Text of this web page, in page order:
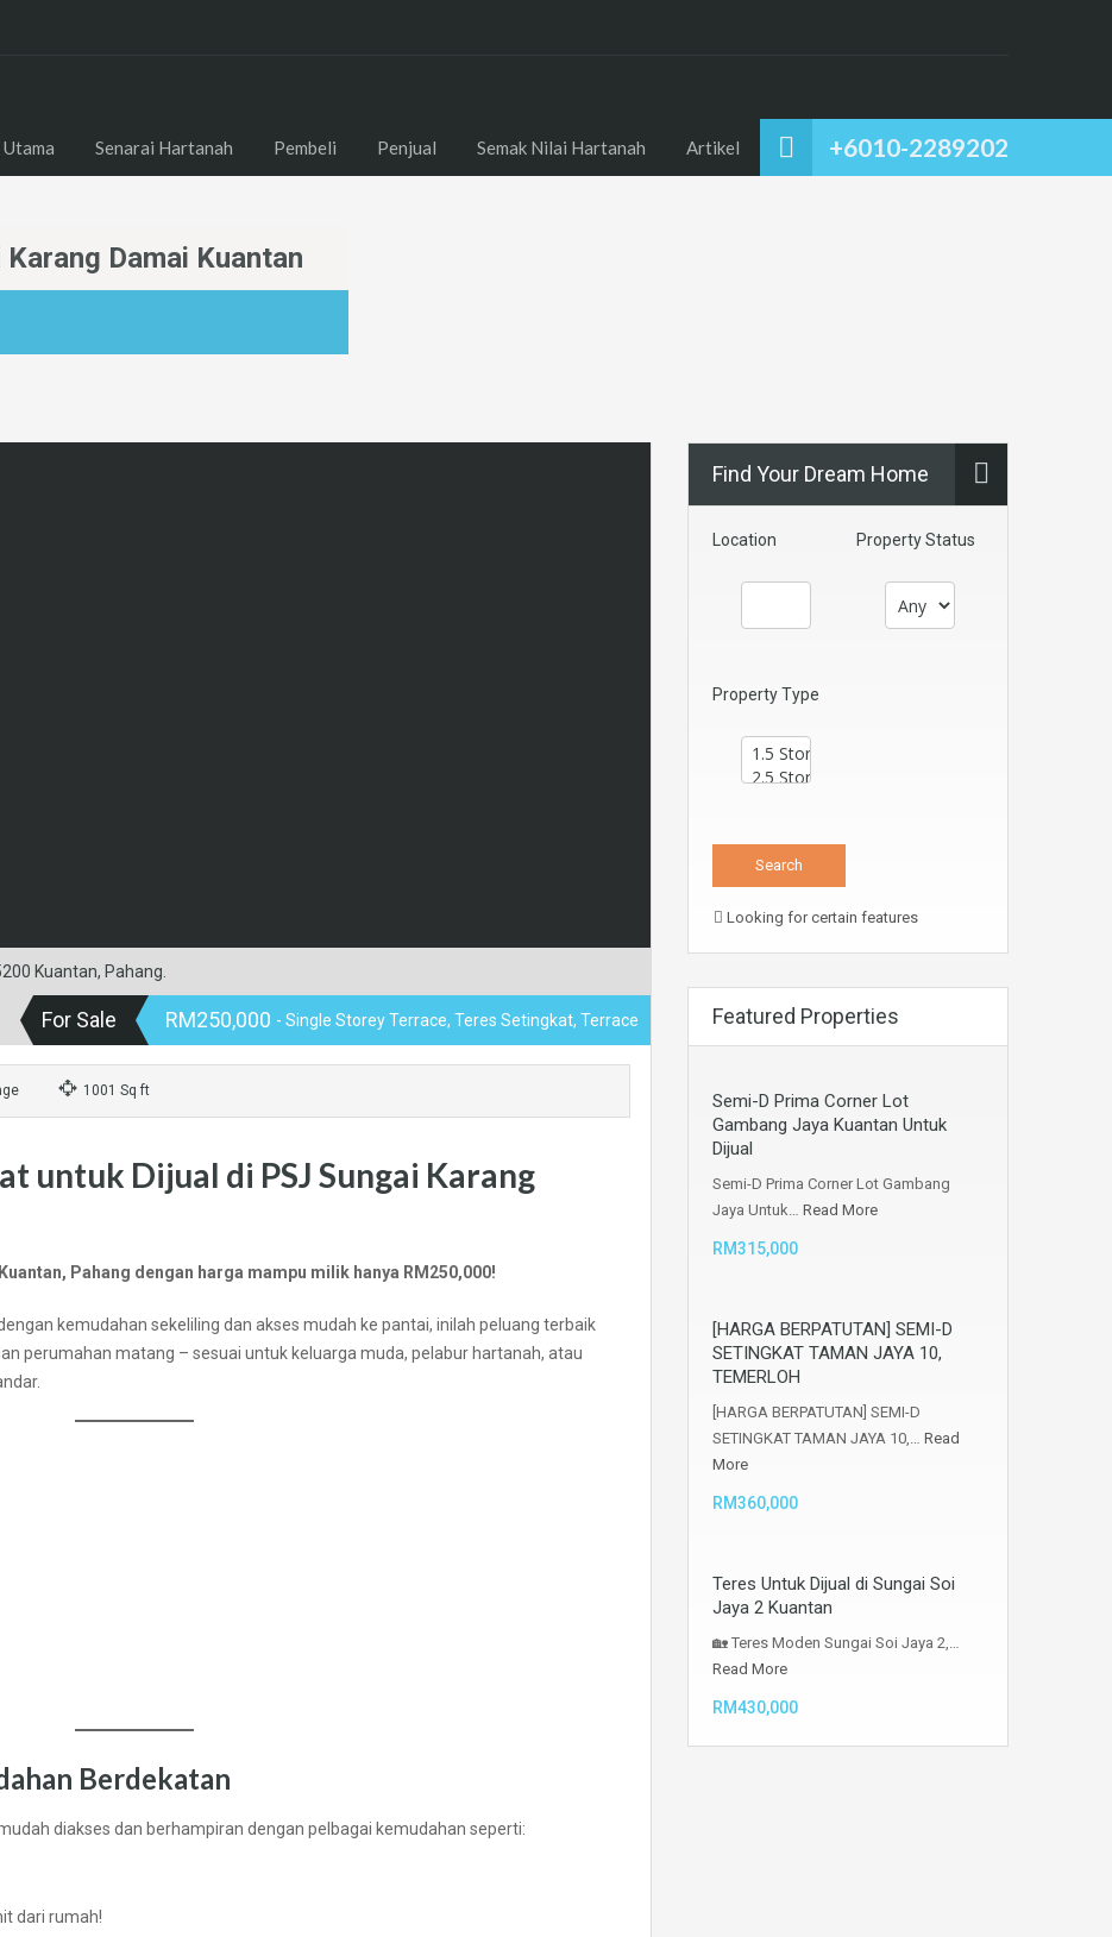
+6010-2289202
Utama Senarai Hartanah Pembeli Penjual Semak Nilai Hartanah Artikel
Damai Kuantan
Kuantan, Pahang.
For Sale RM250,000 - Single Storey Terrace, Teres Setingkat, Terrace
1001 Sq ft
untuk Dijual di PSJ Sungai Karang
Pahang dengan harga mampu milik hanya RM250,000!
kemudahan sekeliling dan akses mudah ke pantai, inilah peluang terbaik
perumahan matang – sesuai untuk keluarga muda, pelabur hartanah, atau
Berdekatan
diakses dan berhampiran dengan pelbagai kemudahan seperti:
dari rumah!
Find Your Dream Home
Location Property Status
Property Type
Looking for certain features
Featured Properties
Semi-D Prima Corner Lot
Gambang Jaya Kuantan Untuk
Dijual
Semi-D Prima Corner Lot Gambang
Jaya Untuk… Read More
RM315,000
[HARGA BERPATUTAN] SEMI-D
SETINGKAT TAMAN JAYA 10,
TEMERLOH
[HARGA BERPATUTAN] SEMI-D
SETINGKAT TAMAN JAYA 10,… Read
More
RM360,000
Teres Untuk Dijual di Sungai Soi
Jaya 2 Kuantan
🏡 Teres Moden Sungai Soi Jaya 2,…
Read More
RM430,000